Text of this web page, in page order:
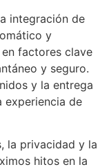
integración de
y
factores clave
y seguro.
y la entrega
experiencia de
la privacidad y la
hitos en la